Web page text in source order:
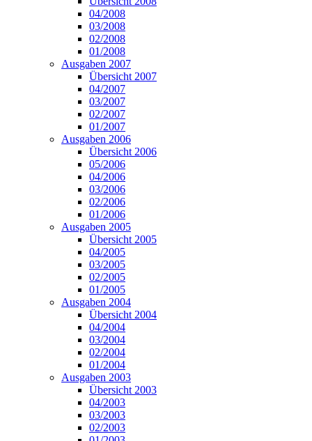
04/2008
03/2008
02/2008
01/2008
Ausgaben 2007
Übersicht 2007
04/2007
03/2007
02/2007
01/2007
Ausgaben 2006
Übersicht 2006
05/2006
04/2006
03/2006
02/2006
01/2006
Ausgaben 2005
Übersicht 2005
04/2005
03/2005
02/2005
01/2005
Ausgaben 2004
Übersicht 2004
04/2004
03/2004
02/2004
01/2004
Ausgaben 2003
Übersicht 2003
04/2003
03/2003
02/2003